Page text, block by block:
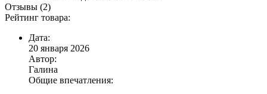
Отзывы (2)
Рейтинг товара:
Дата:
20 января 2026
Автор:
Галина
Общие впечатления: